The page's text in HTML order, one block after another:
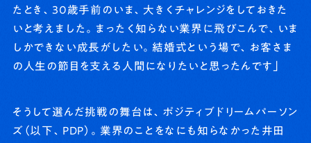
たとき、30歳手前のいま、大きくチャレンジをしておきた
いと考えました。まったく知らない業界に飛びこんで、いま
しかできない成長がしたい。結婚式という場で、お客さま
の人生の節目を支える人間になりたいと思ったんです」
そうして選んだ挑戦の舞台は、ポジティブドリームパーソン
ズ（以下、PDP）。業界のことをなにも知らなかった井田